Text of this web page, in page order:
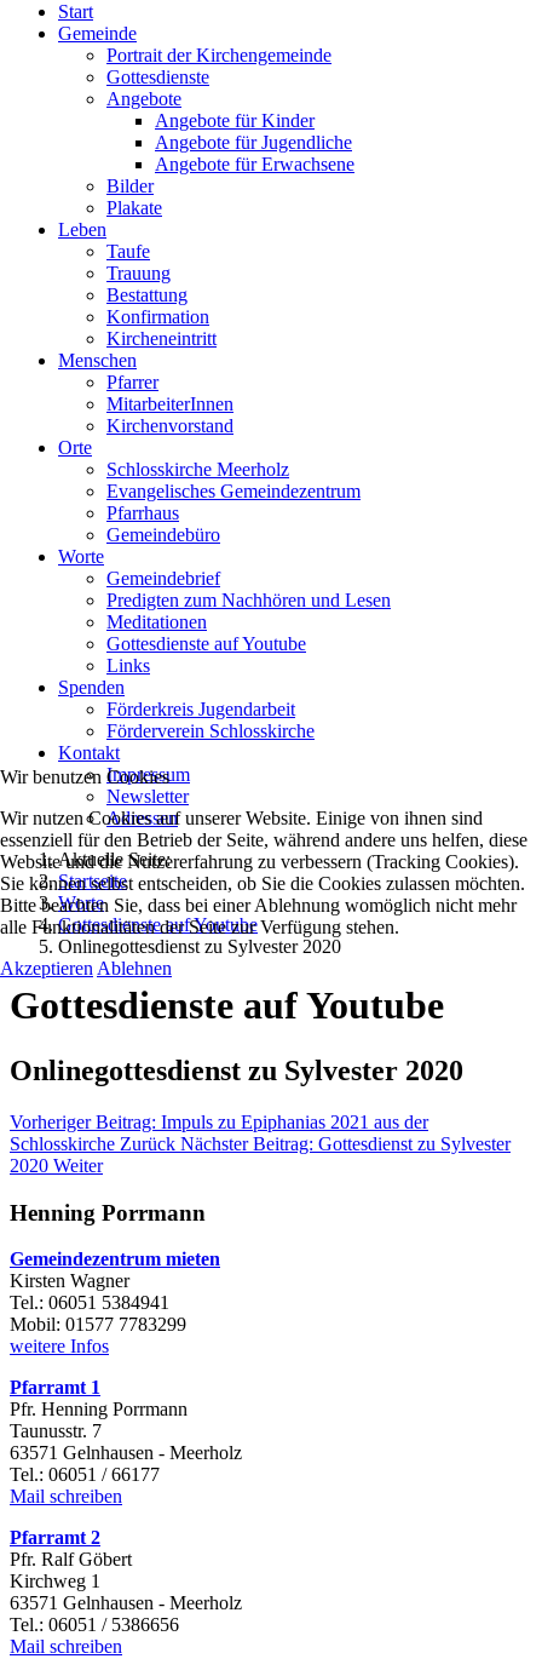
Start
Gemeinde
Portrait der Kirchengemeinde
Gottesdienste
Angebote
Angebote für Kinder
Angebote für Jugendliche
Angebote für Erwachsene
Bilder
Plakate
Leben
Taufe
Trauung
Bestattung
Konfirmation
Kircheneintritt
Menschen
Pfarrer
MitarbeiterInnen
Kirchenvorstand
Orte
Schlosskirche Meerholz
Evangelisches Gemeindezentrum
Pfarrhaus
Gemeindebüro
Worte
Gemeindebrief
Predigten zum Nachhören und Lesen
Meditationen
Gottesdienste auf Youtube
Links
Spenden
Förderkreis Jugendarbeit
Förderverein Schlosskirche
Kontakt
Impressum
Newsletter
Adressen
Aktuelle Seite:
Startseite
Worte
Gottesdienste auf Youtube
Onlinegottesdienst zu Sylvester 2020
Gottesdienste auf Youtube
Onlinegottesdienst zu Sylvester 2020
Vorheriger Beitrag: Impuls zu Epiphanias 2021 aus der
Schlosskirche Zurück Nächster Beitrag: Gottesdienst zu Sylvester
2020 Weiter
Henning Porrmann
Gemeindezentrum mieten
Kirsten Wagner
Tel.: 06051 5384941
Mobil: 01577 7783299
weitere Infos
Pfarramt 1
Pfr. Henning Porrmann
Taunusstr. 7
63571 Gelnhausen - Meerholz
Tel.: 06051 / 66177
Mail schreiben
Pfarramt 2
Pfr. Ralf Göbert
Kirchweg 1
63571 Gelnhausen - Meerholz
Tel.: 06051 / 5386656
Mail schreiben
Wir benutzen Cookies
Wir nutzen Cookies auf unserer Website. Einige von ihnen sind
essenziell für den Betrieb der Seite, während andere uns helfen, diese
Website und die Nutzererfahrung zu verbessern (Tracking Cookies).
Sie können selbst entscheiden, ob Sie die Cookies zulassen möchten.
Bitte beachten Sie, dass bei einer Ablehnung womöglich nicht mehr
alle Funktionalitäten der Seite zur Verfügung stehen.
Akzeptieren Ablehnen